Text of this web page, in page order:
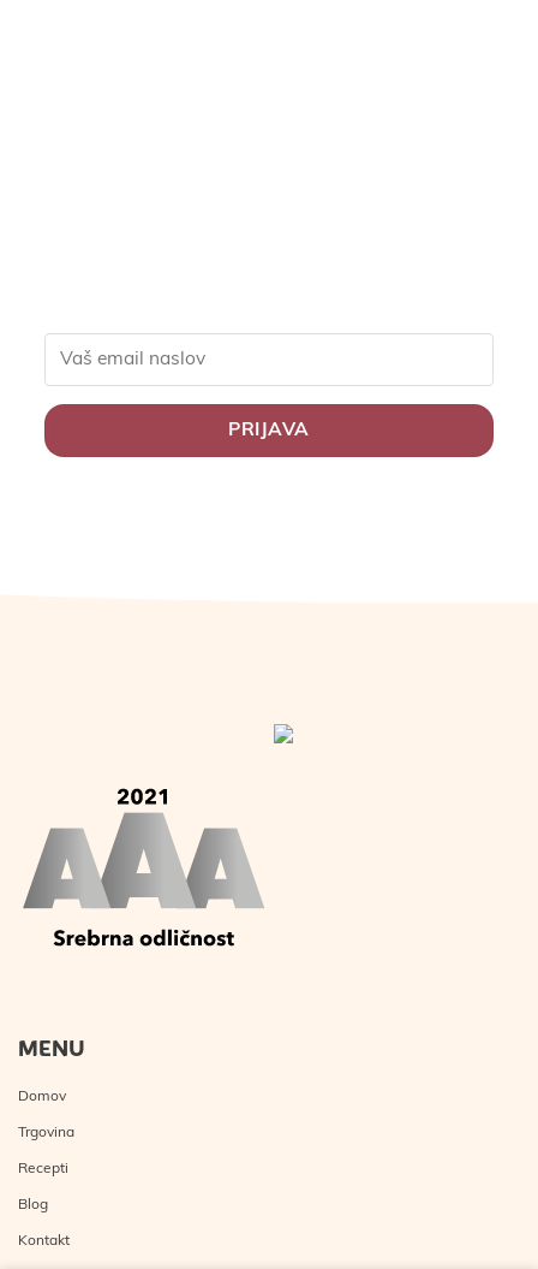
MENU
Domov
Trgovina
Recepti
Blog
Kontakt